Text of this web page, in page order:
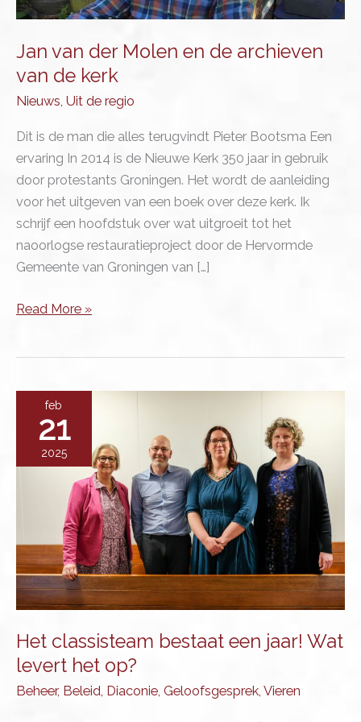
Jan van der Molen en de archieven
van de kerk
Nieuws Uit de regio
Dit is de man die alles terugvindt Pieter Bootsma Een
ervaring In 2014 is de Nieuwe Kerk 350 jaar in gebruik
door protestants Groningen. Het wordt de aanleiding
voor het uitgeven van een boek over deze kerk. Ik
schrijf een hoofdstuk over wat uitgroeit tot het
naoorlogse restauratieproject door de Hervormde
Gemeente van Groningen van […]
Jan
en
archieven
Read More »
feb
21
2025
Het classisteam bestaat een jaar! Wat
levert het op?
Beheer, Beleid, Diaconie, Geloofsgesprek, Vieren